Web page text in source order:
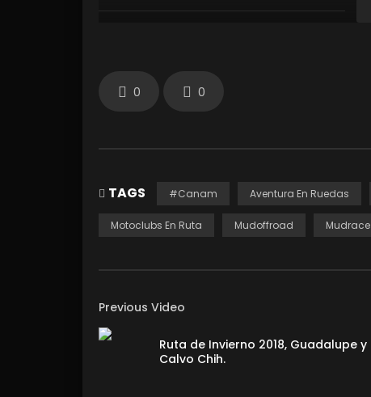
0 0
TAGS #Canam Aventura En Ruedas
Motoclubs En Ruta Mudoffroad Mudrace
Previous Video
Ruta de Invierno 2018, Guadalupe y
Calvo Chih.